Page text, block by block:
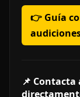
👉 Guía
📌